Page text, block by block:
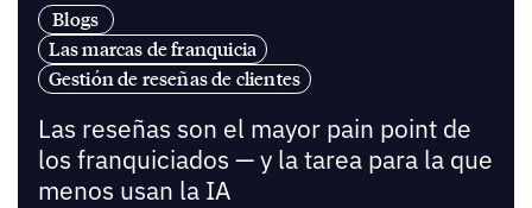
Blogs
Las marcas de franquicia
Gestión de reseñas de clientes
Las reseñas son el mayor pain point de
los franquiciados — y la tarea para la que
menos usan la IA